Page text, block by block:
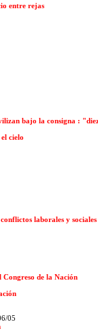
entre rejas
bajo la consigna :
cielo
laborales y sociales
Congreso de la Nación
05